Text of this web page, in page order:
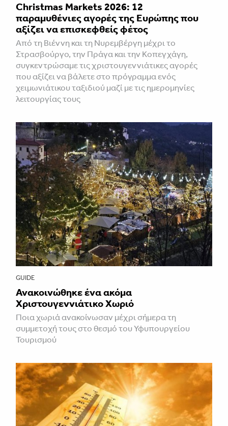
Christmas Markets 2026: 12
παραμυθένιες αγορές της Ευρώπης που
αξίζει να επισκεφθείς φέτος
Από τη Βιέννη και τη Νυρεμβέργη μέχρι το
Στρασβούργο, την Πράγα και την Κοπεγχάγη,
συγκεντρώσαμε τις χριστουγεννιάτικες αγορές
που αξίζει να βάλετε στο πρόγραμμα ενός
χειμωνιάτικου ταξιδιού μαζί με τις ημερομηνίες
λειτουργίας τους
GUIDE
Ανακοινώθηκε ένα ακόμα
Χριστουγεννιάτικο Χωριό
Ποια χωριά ανακοίνωσαν μέχρι σήμερα τη
συμμετοχή τους στο θεσμό του Υφυπουργείου
Τουρισμού